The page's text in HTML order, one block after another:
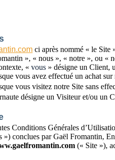
ci après nommé « le Site
», « nous », « notre », ou «
« vous » désigne un Client,
vous avez effectué un achat
vous visitez notre Site sans
désigne un Visiteur et/ou un
Conditions Générales
») conclues par Gaël Fromantin,
(« Site »),